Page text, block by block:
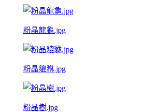
粉晶龍龜.jpg
粉晶貔貅.jpg
粉晶樹.jpg